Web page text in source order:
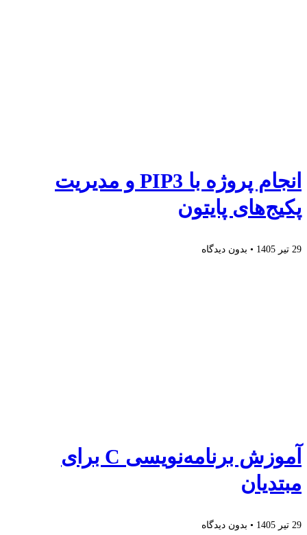
انجام پروژه با PIP3 و مدیریت
پکیج‌های پایتون
29 تیر 1405 بدون دیدگاه
آموزش برنامه‌نویسی C برای
مبتدیان
29 تیر 1405 بدون دیدگاه